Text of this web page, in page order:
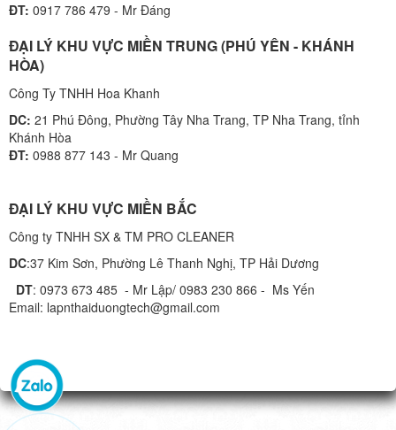
ĐT: 0917 786 479 - Mr Đáng
ĐẠI LÝ KHU VỰC MIỀN TRUNG (PHÚ YÊN - KHÁNH
HÒA)
Công Ty TNHH Hoa Khanh
DC: 21 Phú Đông, Phường Tây Nha Trang, TP Nha Trang, tỉnh
Khánh Hòa
ĐT: 0988 877 143 - Mr Quang
ĐẠI LÝ KHU VỰC MIỀN BẮC
Công ty TNHH SX & TM PRO CLEANER
DC:37 Kim Sơn, Phường Lê Thanh Nghị, TP Hải Dương
DT: 0973 673 485 - Mr Lập/ 0983 230 866 - Ms Yến
Email: lapnthaiduongtech@gmail.com